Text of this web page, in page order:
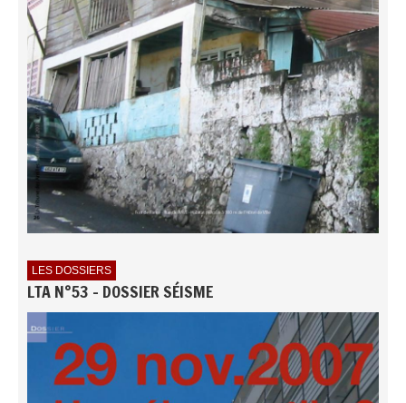
LES DOSSIERS
LTA N°53 - DOSSIER SÉISME